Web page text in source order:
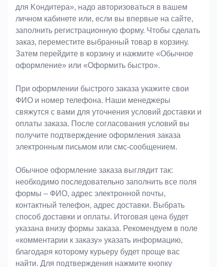
для Koндитeрa», надо авторизоваться в вашем
личном кабинете или, если вы впервые на сайте,
заполнить регистрационную форму. Чтобы сделать
заказ, переместите выбранный товар в корзину.
Затем перейдите в корзину и нажмите «Обычное
оформление» или «Оформить быстро».
При оформлении быстрого заказа укажите свои
ФИО и номер телефона. Наши менеджеры
свяжутся с вами для уточнения условий доставки и
оплаты заказа. После согласования условий вы
получите подтверждение оформления заказа
электронным письмом или смс-сообщением.
Обычное оформление заказа выглядит так:
необходимо последовательно заполнить все поля
формы – ФИО, адрес электронной почты,
контактный телефон, адрес доставки. Выбрать
способ доставки и оплаты. Итоговая цена будет
указана внизу формы заказа. Рекомендуем в поле
«комментарии к заказу» указать информацию,
благодаря которому курьеру будет проще вас
найти. Для подтверждения нажмите кнопку